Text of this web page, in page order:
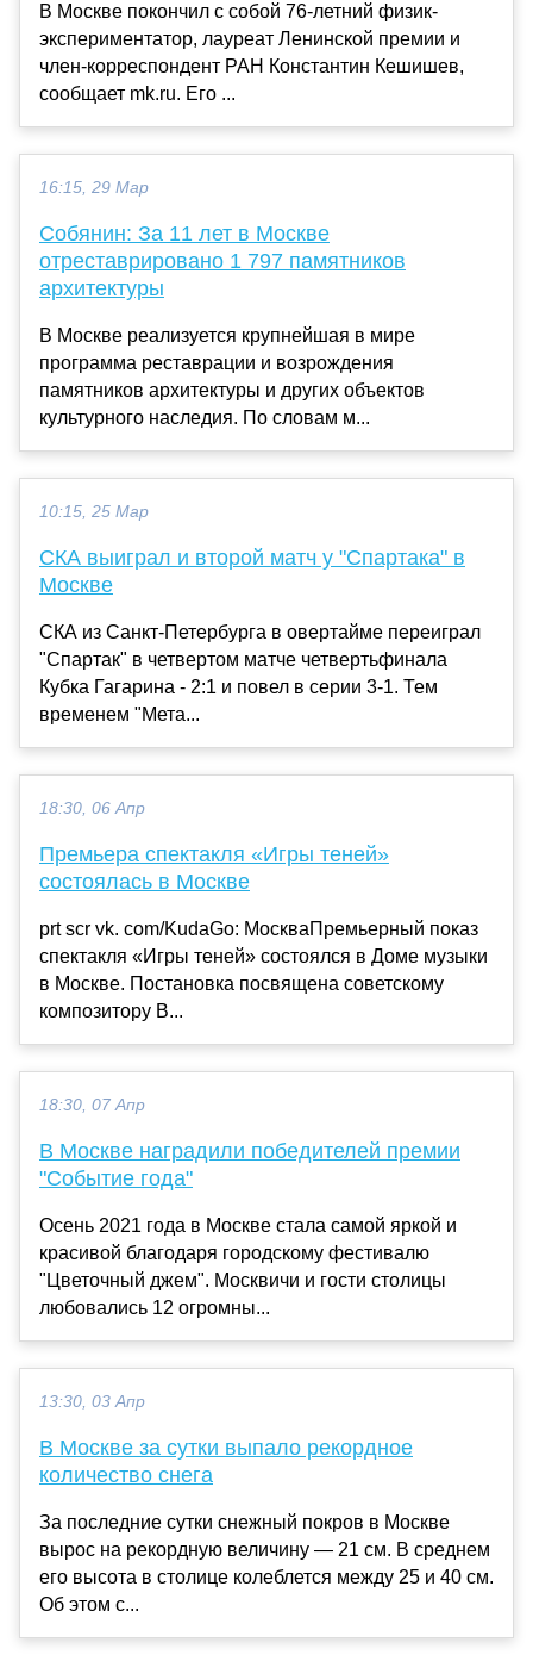
В Москве покончил с собой 76-летний физик-
экспериментатор, лауреат Ленинской премии и
член-корреспондент РАН Константин Кешишев,
сообщает mk.ru. Его ...
16:15, 29 Мар
Собянин: За 11 лет в Москве
отреставрировано 1 797 памятников
архитектуры
В Москве реализуется крупнейшая в мире
программа реставрации и возрождения
памятников архитектуры и других объектов
культурного наследия. По словам м...
10:15, 25 Мар
СКА выиграл и второй матч у "Спартака" в
Москве
СКА из Санкт-Петербурга в овертайме переиграл
"Спартак" в четвертом матче четвертьфинала
Кубка Гагарина - 2:1 и повел в серии 3-1. Тем
временем "Мета...
18:30, 06 Апр
Премьера спектакля «Игры теней»
состоялась в Москве
prt scr vk. com/KudaGo: МоскваПремьерный показ
спектакля «Игры теней» состоялся в Доме музыки
в Москве. Постановка посвящена советскому
композитору В...
18:30, 07 Апр
В Москве наградили победителей премии
"Событие года"
Осень 2021 года в Москве стала самой яркой и
красивой благодаря городскому фестивалю
"Цветочный джем". Москвичи и гости столицы
любовались 12 огромны...
13:30, 03 Апр
В Москве за сутки выпало рекордное
количество снега
За последние сутки снежный покров в Москве
вырос на рекордную величину — 21 см. В среднем
его высота в столице колеблется между 25 и 40 см.
Об этом с...